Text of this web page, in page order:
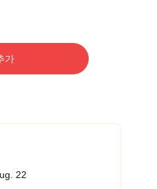
가
22